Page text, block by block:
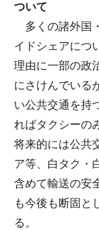
ついて
多くの諸外国
イドシェアにつ
理由に一部の政
にさけんでいる
い公共交通を持
ればタクシーの
将来的には公共
ア等、白タク・
含めて輸送の安
も今後も断固と
る。